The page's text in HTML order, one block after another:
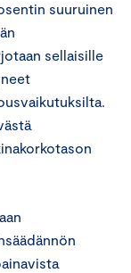
suuruinen
sellaisille